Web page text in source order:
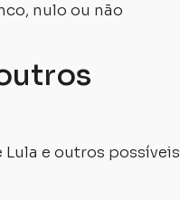
nulo ou não
e outros possíveis